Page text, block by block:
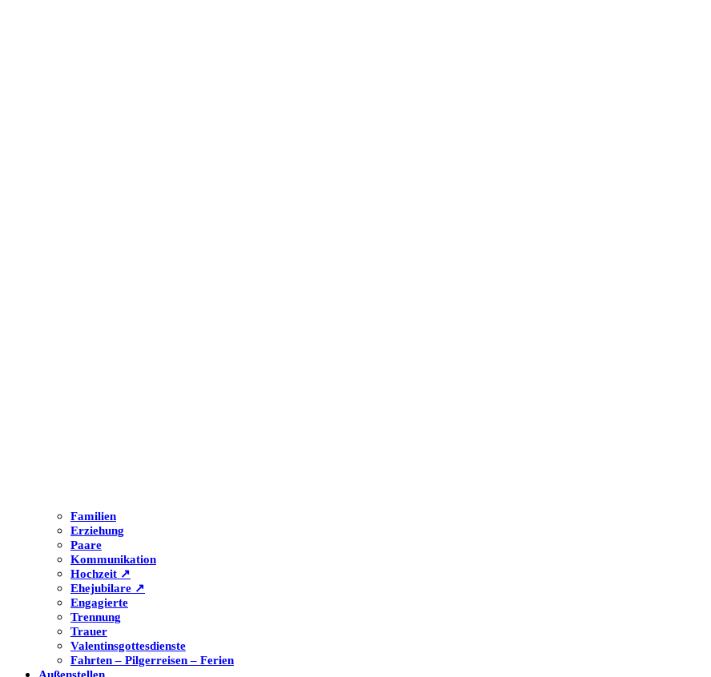
Familien
Erziehung
Paare
Kommunikation
Hochzeit ↗
Ehejubilare ↗
Engagierte
Trennung
Trauer
Valentinsgottesdienste
Fahrten – Pilgerreisen – Ferien
Außenstellen